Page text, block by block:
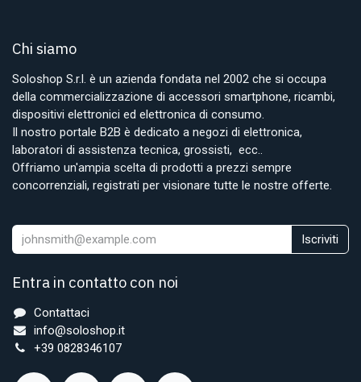
Chi siamo
Soloshop S.r.l. è un azienda fondata nel 2002 che si occupa
della commercializzazione di accessori smartphone, ricambi,
dispositivi elettronici ed elettronica di consumo.
Il nostro portale B2B è dedicato a negozi di elettronica,
laboratori di assistenza tecnica, grossisti, ecc..
Offriamo un'ampia scelta di prodotti a prezzi sempre
concorrenziali, registrati per visionare tutte le nostre offerte.
Iscriviti
Entra in contatto con noi
Contattaci
info@soloshop.it
+39 0828346107